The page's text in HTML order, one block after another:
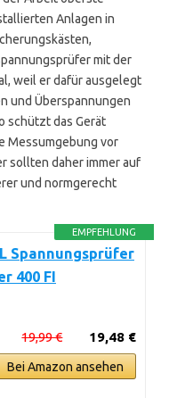
Anlagen in
mit der
weil er dafür ausgelegt
und Überspannungen
schützt das Gerät
Messumgebung vor
sollten daher immer auf
und normgerecht
EMPFEHLUNG
Spannungsprüfer
400 FI
19,48 €
19,99 €
Bei Amazon ansehen